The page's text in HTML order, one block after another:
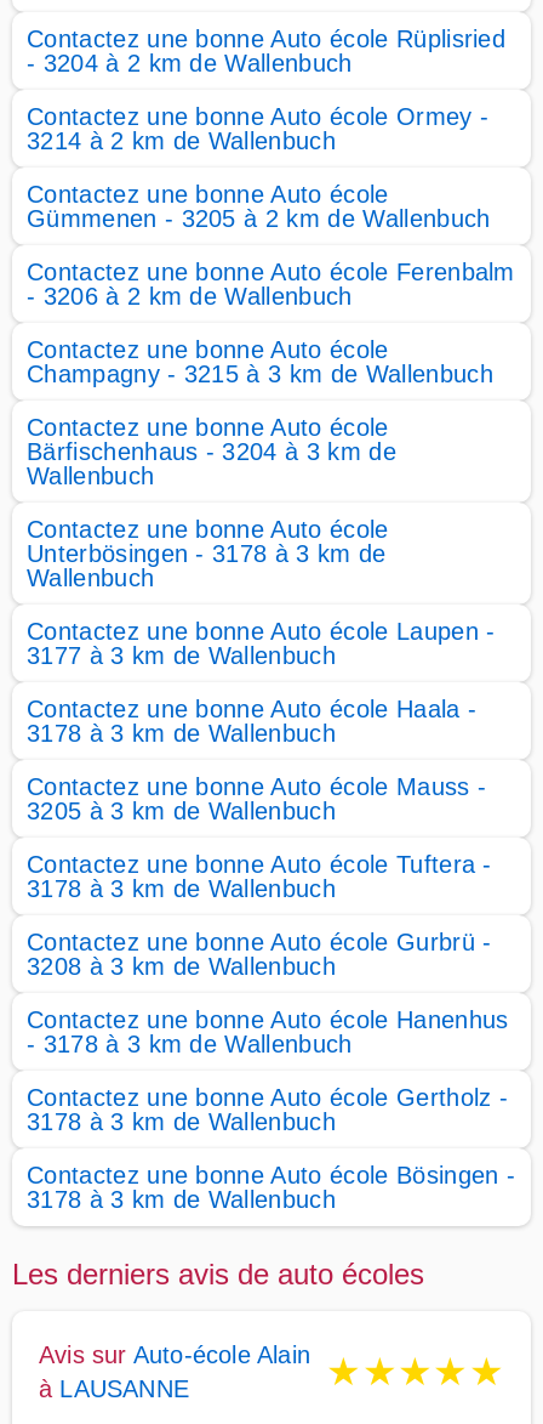
Contactez une bonne Auto école Rüplisried
- 3204 à 2 km de Wallenbuch
Contactez une bonne Auto école Ormey -
3214 à 2 km de Wallenbuch
Contactez une bonne Auto école
Gümmenen - 3205 à 2 km de Wallenbuch
Contactez une bonne Auto école Ferenbalm
- 3206 à 2 km de Wallenbuch
Contactez une bonne Auto école
Champagny - 3215 à 3 km de Wallenbuch
Contactez une bonne Auto école
Bärfischenhaus - 3204 à 3 km de
Wallenbuch
Contactez une bonne Auto école
Unterbösingen - 3178 à 3 km de
Wallenbuch
Contactez une bonne Auto école Laupen -
3177 à 3 km de Wallenbuch
Contactez une bonne Auto école Haala -
3178 à 3 km de Wallenbuch
Contactez une bonne Auto école Mauss -
3205 à 3 km de Wallenbuch
Contactez une bonne Auto école Tuftera -
3178 à 3 km de Wallenbuch
Contactez une bonne Auto école Gurbrü -
3208 à 3 km de Wallenbuch
Contactez une bonne Auto école Hanenhus
- 3178 à 3 km de Wallenbuch
Contactez une bonne Auto école Gertholz -
3178 à 3 km de Wallenbuch
Contactez une bonne Auto école Bösingen -
3178 à 3 km de Wallenbuch
Les derniers avis de auto écoles
Avis sur Auto-école Alain
à LAUSANNE ★★★★★